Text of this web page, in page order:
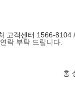
고객센터 1566-8104
락 부탁 드립니다.
총